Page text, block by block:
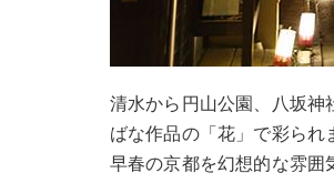
清水から円山公園、八坂神
ばな作品の「花」で彩られ
早春の京都を幻想的な雰囲